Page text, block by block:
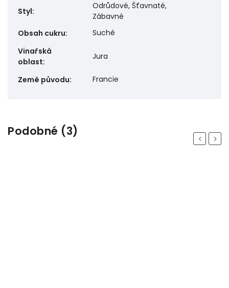
Styl:
Odrůdové, Šťavnaté,
Zábavné
Obsah cukru:
Suché
Vinařská
oblast:
Jura
Země původu: Francie
Podobné (3) Previous
Next